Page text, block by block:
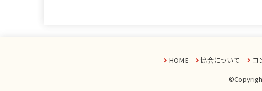
HOME 協会について コ